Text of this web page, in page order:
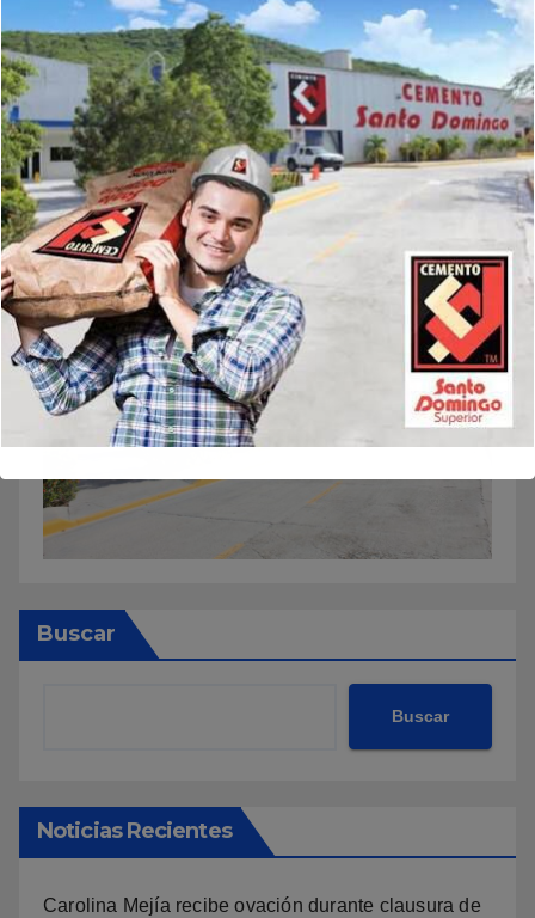
Guarda mi nombre, correo electrónico y web en este
navegador para la próxima vez que comente.
Buscar
Buscar
Noticias Recientes
Carolina Mejía recibe ovación durante clausura de